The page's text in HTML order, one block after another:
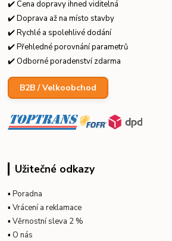
✔️ Cena dopravy ihned viditelná
✔️ Doprava až na místo stavby
✔️ Rychlé a spolehlivé dodání
✔️ Přehledné porovnání parametrů
✔️ Odborné poradenství zdarma
B2B / Velkoobchod
Užitečné odkazy
▪Poradna
▪Vrácení a reklamace
▪Věrnostní sleva 2 %
▪ O nás